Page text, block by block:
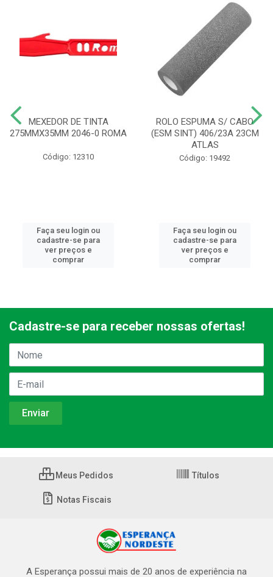
MEXEDOR DE TINTA
275MMX35MM 2046-0 ROMA
Código: 12310
Faça seu login ou
cadastre-se para
ver preços e
comprar
ROLO ESPUMA S/ CABO
(ESM SINT) 406/23A 23CM
ATLAS
Código: 19492
Faça seu login ou
cadastre-se para
ver preços e
comprar
Cadastre-se para receber nossas ofertas!
Meus Pedidos Títulos
Notas Fiscais
A Esperança possui mais de 20 anos de experiência na